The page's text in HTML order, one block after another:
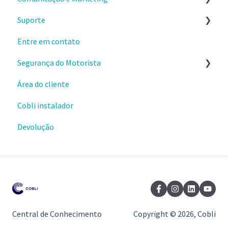
Webhooks
Sobre o produto e valores
Materiais e conteúdos gratuitos
Cursos da Cobli Ensina
Suporte
Envio e instalações de dispositivos
Dispositivos OBD
Entre em contato
Segurança do Motorista
Alertas
Ranking de condução
Área do cliente
Cobli instalador
Devolução
Central de Conhecimento Copyright © 2026, Cobli